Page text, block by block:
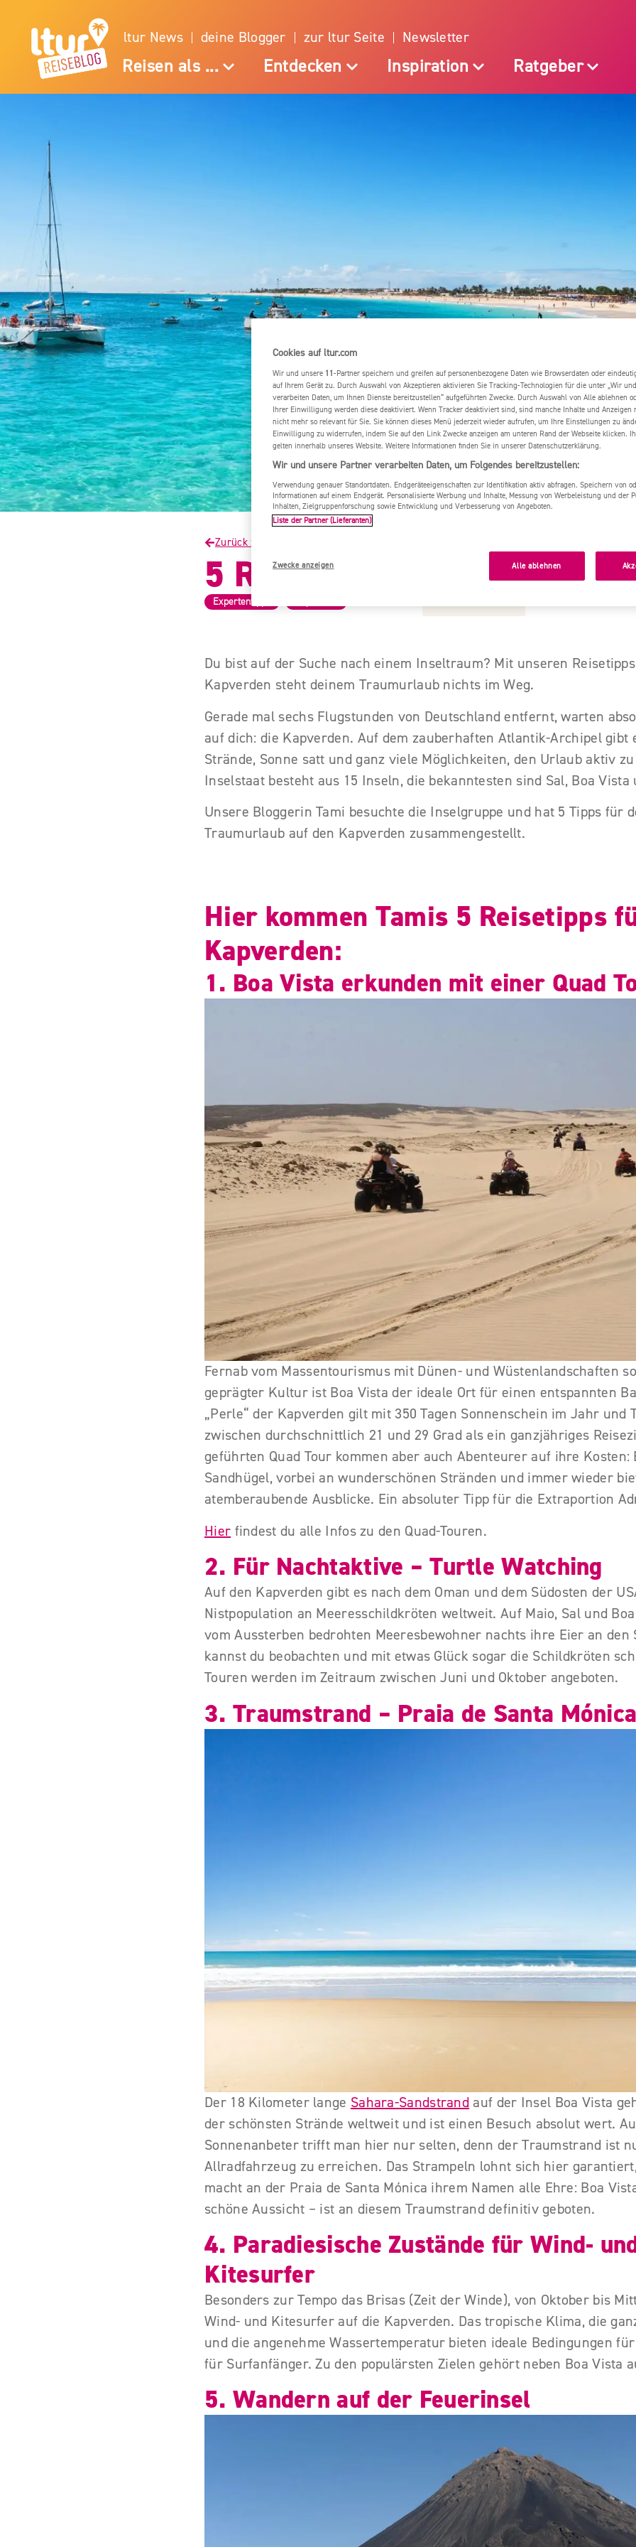
ltur News deine Blogger zur ltur Seite Newsletter
Reisen als ... Entdecken Inspiration Ratgeber
Zurück zur Startseite
5 Reisetipps für die
Expertentipps
Du bist auf der Suche nach einem Inseltraum? Mit unseren
Kapverden steht deinem Traumurlaub nichts im Weg.
Gerade mal sechs Flugstunden von Deutschland entfernt, warten
auf dich: die Kapverden. Auf dem zauberhaften Atlantik-Archipel gibt
Strände, Sonne satt und ganz viele Möglichkeiten, den Urlaub aktiv
Inselstaat besteht aus 15 Inseln, die bekanntesten sind Sal, Boa Vista
Unsere Bloggerin Tami besuchte die Inselgruppe und hat 5 Tipps für
Traumurlaub auf den Kapverden zusammengestellt.
Hier kommen Tamis 5 Reisetipps
Kapverden:
1. Boa Vista erkunden mit einer Quad
Fernab vom Massentourismus mit Dünen- und Wüstenlandschaften
geprägter Kultur ist Boa Vista der ideale Ort für einen entspannten
„Perle“ der Kapverden gilt mit 350 Tagen Sonnenschein im Jahr und
zwischen durchschnittlich 21 und 29 Grad als ein ganzjähriges
geführten Quad Tour kommen aber auch Abenteurer auf ihre Kosten:
Sandhügel, vorbei an wunderschönen Stränden und immer wieder
atemberaubende Ausblicke. Ein absoluter Tipp für die Extraportion
Hier findest du alle Infos zu den Quad-Touren.
2. Für Nachtaktive – Turtle Watching
Auf den Kapverden gibt es nach dem Oman und dem Südosten der
Nistpopulation an Meeresschildkröten weltweit. Auf Maio, Sal und
vom Aussterben bedrohten Meeresbewohner nachts ihre Eier an den
kannst du beobachten und mit etwas Glück sogar die Schildkröten
Touren werden im Zeitraum zwischen Juni und Oktober angeboten.
3. Traumstrand – Praia de Santa
Der 18 Kilometer lange Sahara-Sandstrand auf der Insel Boa Vista
der schönsten Strände weltweit und ist einen Besuch absolut wert.
Sonnenanbeter trifft man hier nur selten, denn der Traumstrand ist
Allradfahrzeug zu erreichen. Das Strampeln lohnt sich hier
macht an der Praia de Santa Mónica ihrem Namen alle Ehre: Boa
schöne Aussicht – ist an diesem Traumstrand definitiv geboten.
4. Paradiesische Zustände für Wind-
Kitesurfer
Besonders zur Tempo das Brisas (Zeit der Winde), von Oktober bis
Wind- und Kitesurfer auf die Kapverden. Das tropische Klima, die
und die angenehme Wassertemperatur bieten ideale Bedingungen
für Surfanfänger. Zu den populärsten Zielen gehört neben Boa Vista
5. Wandern auf der Feuerinsel
Cookies auf ltur.com
Wir und unsere 11-Partner speichern und greifen auf personenbezogene Daten wie Browserdaten oder
auf Ihrem Gerät zu. Durch Auswahl von Akzeptieren aktivieren Sie Tracking-Technologien für die unter „Wir
verarbeiten Daten, um Ihnen Dienste bereitzustellen“ aufgeführten Zwecke. Durch Auswahl von Alle ablehnen
Ihrer Einwilligung werden diese deaktiviert. Wenn Tracker deaktiviert sind, sind manche Inhalte und Anzeigen
nicht mehr so relevant für Sie. Sie können dieses Menü jederzeit wieder aufrufen, um Ihre Einstellungen zu
Einwilligung zu widerrufen, indem Sie auf den Link Zwecke anzeigen am unteren Rand der Webseite klicken.
gelten innerhalb unseres Website. Weitere Informationen finden Sie in unserer Datenschutzerklärung.
Wir und unsere Partner verarbeiten Daten, um Folgendes bereitzustellen:
Verwendung genauer Standortdaten. Endgeräteeigenschaften zur Identifikation aktiv abfragen. Speichern von
Informationen auf einem Endgerät. Personalisierte Werbung und Inhalte, Messung von Werbeleistung und der
Inhalten, Zielgruppenforschung sowie Entwicklung und Verbesserung von Angeboten.
Liste der Partner (Lieferanten)
Zwecke anzeigen Alle ablehnen